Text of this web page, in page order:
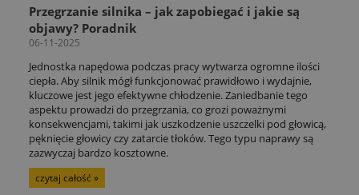
Przegrzanie silnika – jak zapobiegać i jakie są
objawy? Poradnik
06-11-2025
Jednostka napędowa podczas pracy wytwarza ogromne ilości
ciepła. Aby silnik mógł funkcjonować prawidłowo i wydajnie,
kluczowe jest jego efektywne chłodzenie. Zaniedbanie tego
aspektu prowadzi do przegrzania, co grozi poważnymi
konsekwencjami, takimi jak uszkodzenie uszczelki pod głowicą,
pęknięcie głowicy czy zatarcie tłoków. Tego typu naprawy są
zazwyczaj bardzo kosztowne.
czytaj całość »